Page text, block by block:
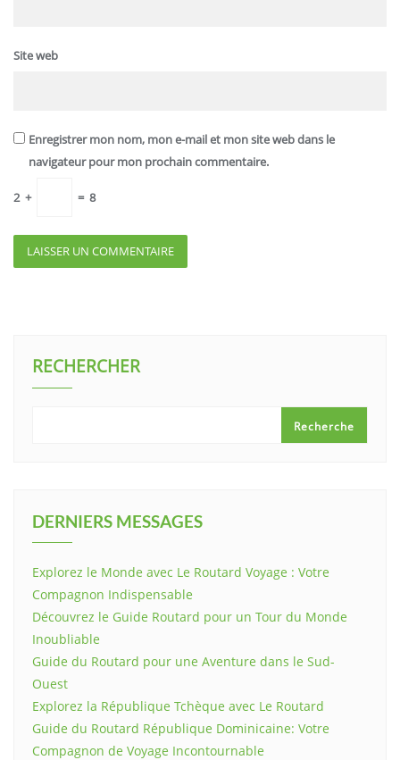
Site web
Enregistrer mon nom, mon e-mail et mon site web dans le
navigateur pour mon prochain commentaire.
2 + = 8
RECHERCHER
Recherche
DERNIERS MESSAGES
Explorez le Monde avec Le Routard Voyage : Votre
Compagnon Indispensable
Découvrez le Guide Routard pour un Tour du Monde
Inoubliable
Guide du Routard pour une Aventure dans le Sud-
Ouest
Explorez la République Tchèque avec Le Routard
Guide du Routard République Dominicaine: Votre
Compagnon de Voyage Incontournable